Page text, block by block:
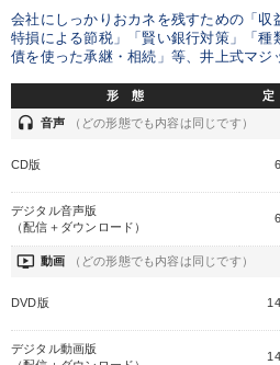
会社にしっかりおカネを残すための「収
特損による節税」「賢い銀行対策」「種
債を使った承継・相続」等、井上式マジ
形 態
headset 音声 （どの形態でも内容は同じです）
CD版
デジタル音声版
（配信＋ダウンロード）
ondemand_video 動画 （どの形態でも内容は同じです）
DVD版
デジタル動画版